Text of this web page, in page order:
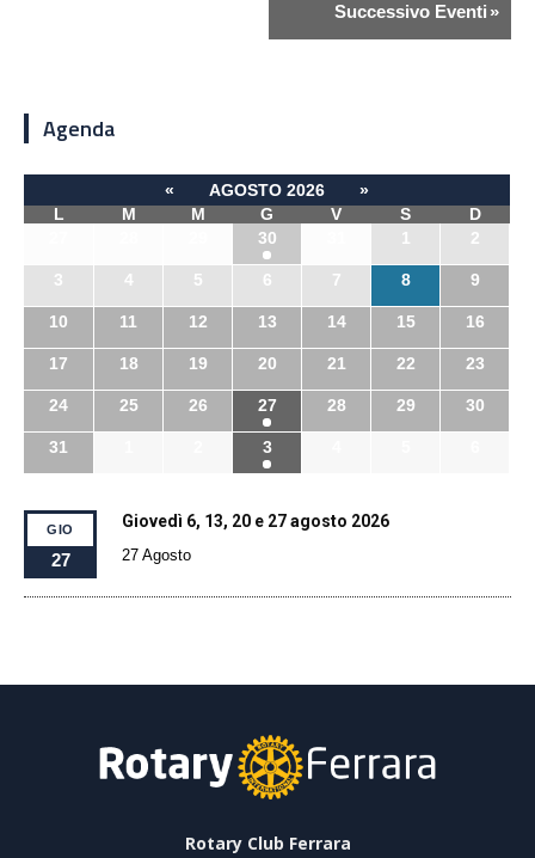
Successivo Eventi »
Agenda
« AGOSTO 2026
»
L
M M G V S
D
30 1 2
3 4 5 6 7 8 9
10 11 12 13 14 15 16
17 18 19 20 21 22 23
24 25 26 27 28 29 30
31 3
GIO
27
Giovedì 6, 13, 20 e 27 agosto 2026
27 Agosto
Rotary Club Ferrara